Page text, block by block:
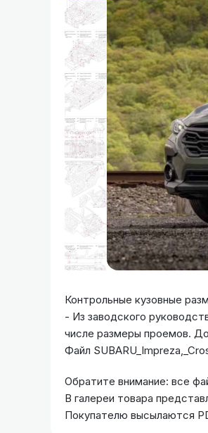
Контрольные кузовные
- Из заводского
числе размеры проемов.
Файл
Обратите внимание: все
В галереи товара
Покупателю высылаются